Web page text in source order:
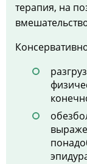
терапия, на